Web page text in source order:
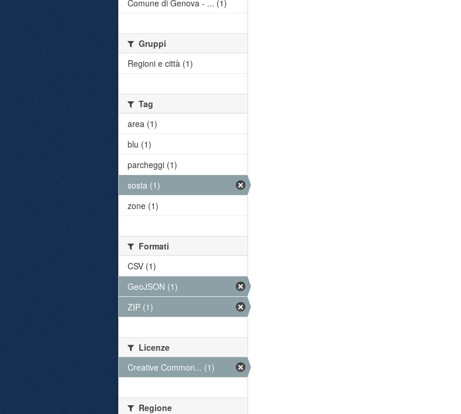
Comune di Genova - ... (1)
Gruppi
Regioni e città (1)
Tag
area (1)
blu (1)
parcheggi (1)
sosta (1)
zone (1)
Formati
CSV (1)
GeoJSON (1)
ZIP (1)
Licenze
Creative Common... (1)
Regione